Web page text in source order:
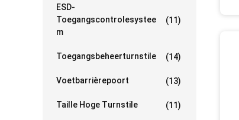
ESD-
Toegangscontrolesystee
M
(11)
Toegangsbeheerturnstile (14)
Voetbarrièrepoort (13)
Taille Hoge Turnstile (11)